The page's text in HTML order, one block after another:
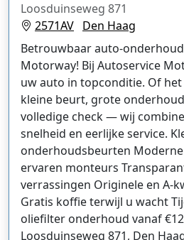
Loosduinseweg 871
2571AV Den Haag
Betrouwbaar auto-
Motorway! Bij Autoservice
uw auto in topconditie. Of
kleine beurt, grote
volledige check — wij
snelheid en eerlijke service.
onderhoudsbeurten
ervaren monteurs
verrassingen Originele en A-
Gratis koffie terwijl u wacht
oliefilter onderhoud vanaf
Loosduinseweg 871, Den